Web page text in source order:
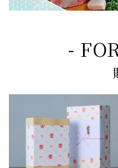
-